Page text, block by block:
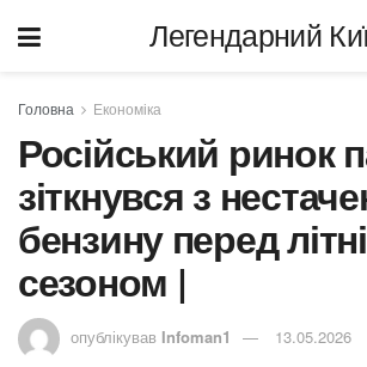
Легендарний
Головна Економіка
Російський ринок
зіткнувся з
бензину перед
сезоном |
опублікував Infoman1 13.05.2026